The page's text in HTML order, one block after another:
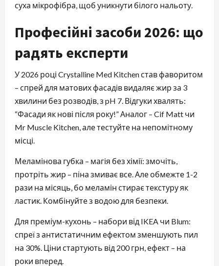
суха мікрофібра, щоб уникнути білого нальоту.
Професійні засоби 2026: що
радять експерти
У 2026 році Crystalline Med Kitchen став фаворитом
– спрей для матових фасадів видаляє жир за 3
хвилини без розводів, з pH 7. Відгуки хвалять:
“Фасади як нові після року!” Аналог – Cif Matt чи
Mr Muscle Kitchen, але тестуйте на непомітному
місці.
Меламінова губка – магія без хімії: змочіть,
протріть жир – піна змиває все. Але обмежте 1-2
рази на місяць, бо меламін стирає текстуру як
ластик. Комбінуйте з водою для безпеки.
Для преміум-кухонь – набори від IKEA чи Blum:
спреї з антистатичним ефектом зменшують пил
на 30%. Ціни стартують від 200 грн, ефект – на
роки вперед.